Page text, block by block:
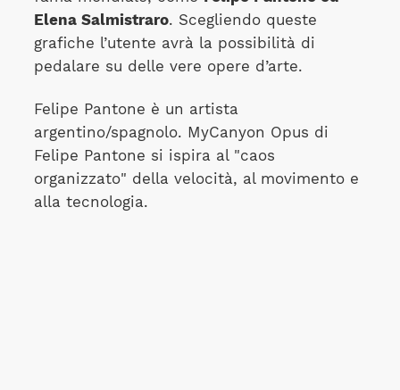
Elena Salmistraro. Scegliendo queste
grafiche l’utente avrà la possibilità di
pedalare su delle vere opere d’arte.
Felipe Pantone è un artista
argentino/spagnolo. MyCanyon Opus di
Felipe Pantone si ispira al "caos
organizzato" della velocità, al movimento e
alla tecnologia.